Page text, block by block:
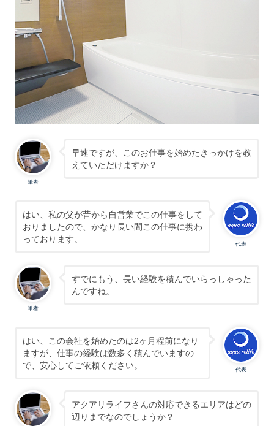
筆者
早速ですが、このお仕事を始めたきっかけを教
えていただけますか？
代表
はい、私の父が昔から自営業でこの仕事をして
おりましたので、かなり長い間この仕事に携わ
っております。
筆者
すでにもう、長い経験を積んでいらっしゃった
んですね。
代表
はい、この会社を始めたのは2ヶ月程前になり
ますが、仕事の経験は数多く積んでいますの
で、安心してご依頼ください。
アクアリライフさんの対応できるエリアはどの
辺りまでなのでしょうか？